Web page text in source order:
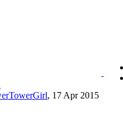
, 17 Apr 2015